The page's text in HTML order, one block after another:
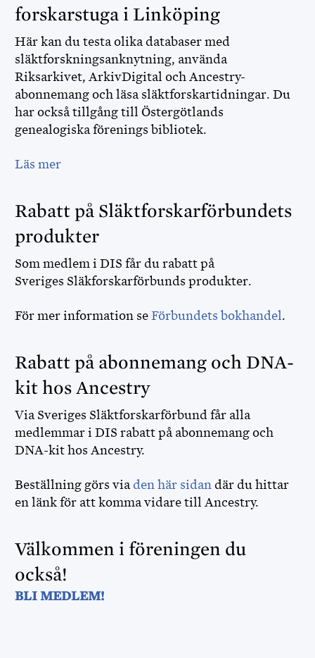
forskarstuga i Linköping
Här kan du testa olika databaser med
släktforskningsanknytning, använda
Riksarkivet, ArkivDigital och Ancestry-
abonnemang och läsa släktforskartidningar. Du
har också tillgång till Östergötlands
genealogiska förenings bibliotek.
Läs mer
Rabatt på Släktforskarförbundets
produkter
Som medlem i DIS får du rabatt på
Sveriges Släkforskarförbunds produkter.
För mer information se Förbundets bokhandel.
Rabatt på abonnemang och DNA-
kit hos Ancestry
Via Sveriges Släktforskarförbund får alla
medlemmar i DIS rabatt på abonnemang och
DNA-kit hos Ancestry.
Beställning görs via den här sidan där du hittar
en länk för att komma vidare till Ancestry.
Välkommen i föreningen du
också!
BLI MEDLEM!